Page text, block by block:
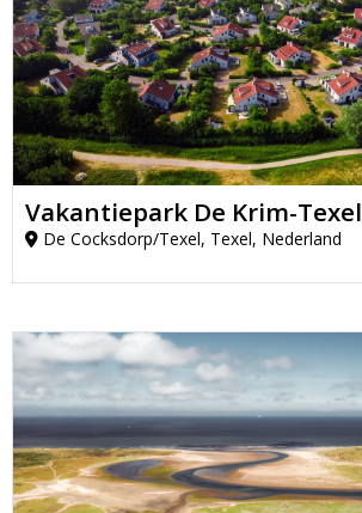
Vakantiepark De Krim-Texel
De Cocksdorp/Texel, Texel, Nederland